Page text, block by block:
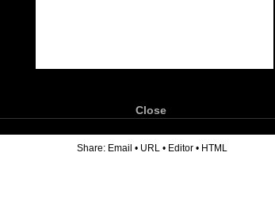
Close
Share: Email • URL • Editor • HTML